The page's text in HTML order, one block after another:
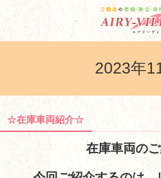
2023年
☆在庫車両紹介☆
在庫車両の